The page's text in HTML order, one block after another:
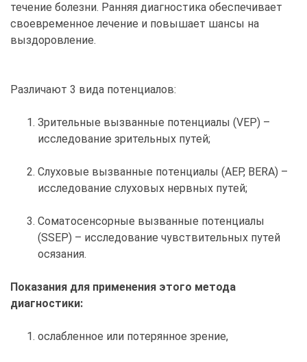
течение болезни. Ранняя диагностика обеспечивает
своевременное лечение и повышает шансы на
выздоровление.
Различают 3 вида потенциалов:
Зрительные вызванные потенциалы (VEP) –
исследование зрительных путей;
Слуховые вызванные потенциалы (AEP, BERA) –
исследование слуховых нервных путей;
Соматосенсорные вызванные потенциалы
(SSEP) – исследование чувствительных путей
осязания.
Показания для применения этого метода
диагностики:
ослабленное или потерянное зрение,